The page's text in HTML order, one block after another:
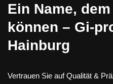
Ein Name,
können – Gi-
Hainburg
Vertrauen Sie auf Qualität &